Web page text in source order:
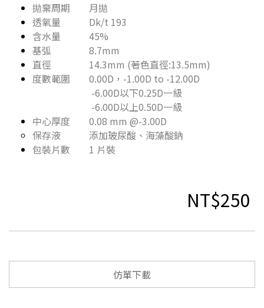
拋棄周期 月拋
透氧量 Dk/t 193
含水量 45%
基弧 8.7mm
直徑 14.3mm (著色直徑:13.5mm)
度數範圍 0.00D，-1.00D to -12.00D
-6.00D以下0.25D一級
-6.00D以上0.50D一級
中心厚度 0.08 mm @-3.00D
保存液 添加玻尿酸、海藻酸鈉
包裝片數 1 片裝
NT$250
仿單下載